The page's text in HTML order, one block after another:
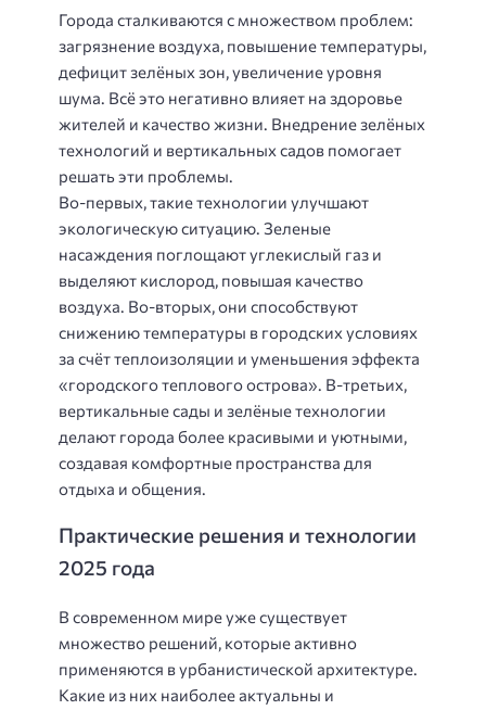
Города сталкиваются с множеством проблем:
загрязнение воздуха, повышение температуры,
дефицит зелёных зон, увеличение уровня
шума. Всё это негативно влияет на здоровье
жителей и качество жизни. Внедрение зелёных
технологий и вертикальных садов помогает
решать эти проблемы.
Во-первых, такие технологии улучшают
экологическую ситуацию. Зеленые
насаждения поглощают углекислый газ и
выделяют кислород, повышая качество
воздуха. Во-вторых, они способствуют
снижению температуры в городских условиях
за счёт теплоизоляции и уменьшения эффекта
«городского теплового острова». В-третьих,
вертикальные сады и зелёные технологии
делают города более красивыми и уютными,
создавая комфортные пространства для
отдыха и общения.
Практические решения и технологии
2025 года
В современном мире уже существует
множество решений, которые активно
применяются в урбанистической архитектуре.
Какие из них наиболее актуальны и